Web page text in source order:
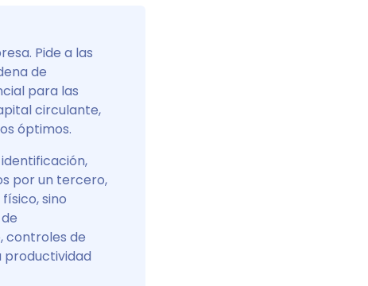
Pide a las
de
para las
circulante,
óptimos.
por un tercero,
sino
controles de
productividad